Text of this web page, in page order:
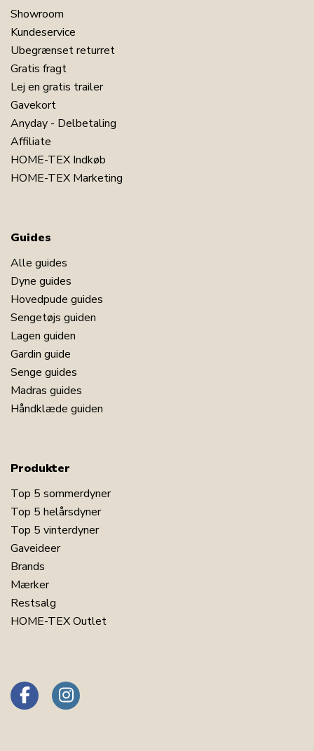
Showroom
Kundeservice
Ubegrænset returret
Gratis fragt
Lej en gratis trailer
Gavekort
Anyday - Delbetaling
Affiliate
HOME-TEX Indkøb
HOME-TEX Marketing
Guides
Alle guides
Dyne guides
Hovedpude guides
Sengetøjs guiden
Lagen guiden
Gardin guide
Senge guides
Madras guides
Håndklæde guiden
Produkter
Top 5 sommerdyner
Top 5 helårsdyner
Top 5 vinterdyner
Gaveideer
Brands
Mærker
Restsalg
HOME-TEX Outlet